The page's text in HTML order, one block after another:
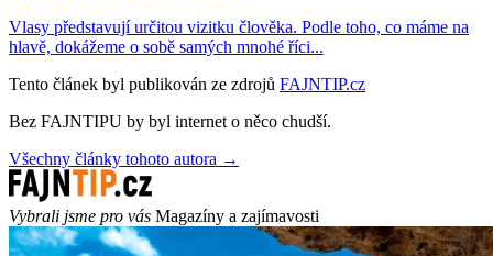
Vlasy představují určitou vizitku člověka. Podle toho, co máme na
hlavě, dokážeme o sobě samých mnohé říci...
Tento článek byl publikován ze zdrojů FAJNTIP.cz
Bez FAJNTIPU by byl internet o něco chudší.
Všechny články tohoto autora →
Vybrali jsme pro vás Magazíny a zajímavosti